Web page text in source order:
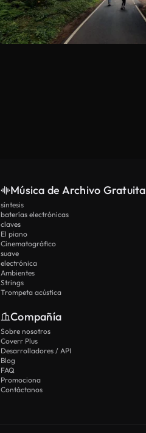
Música de Archivo Gratuita
síntesis
baterías electrónicas
claves
El piano
Cinematográfico
suave
electrónica
Ambientes
Strings
Trompeta acústica
Compañía
Sobre nosotros
Coverr Plus
Desarrolladores / API
Blog
FAQ
Promociona
Contáctanos